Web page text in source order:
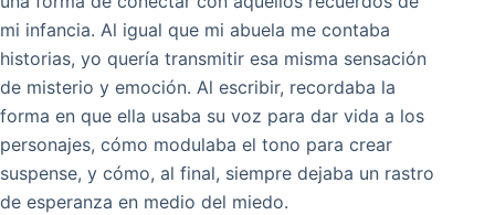
mi infancia. Al igual que mi abuela me contaba
historias, yo quería transmitir esa misma sensación
de misterio y emoción. Al escribir, recordaba la
forma en que ella usaba su voz para dar vida a los
personajes, cómo modulaba el tono para crear
suspense, y cómo, al final, siempre dejaba un rastro
de esperanza en medio del miedo.